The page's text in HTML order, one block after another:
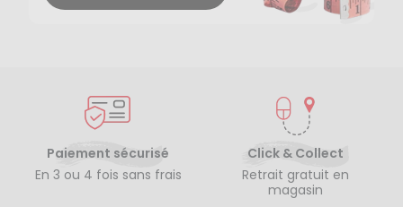
Paiement sécurisé
En 3 ou 4 fois sans frais
Click & Collect
Retrait gratuit en
magasin